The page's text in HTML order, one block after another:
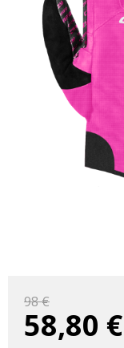
98 €
58,80 €